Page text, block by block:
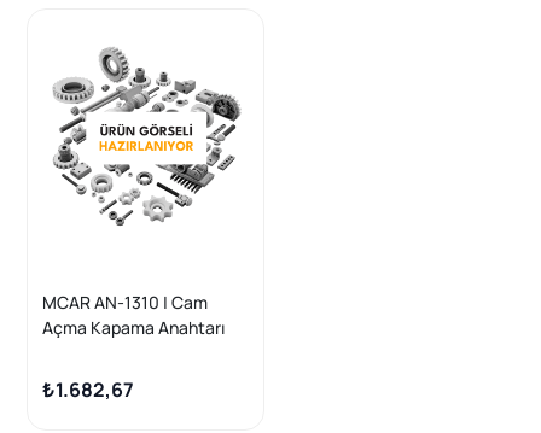
MCAR AN-1310 | Cam
Açma Kapama Anahtarı
> 16 Mazda Bt50 12 > 16 15
Pin
₺1.682,67